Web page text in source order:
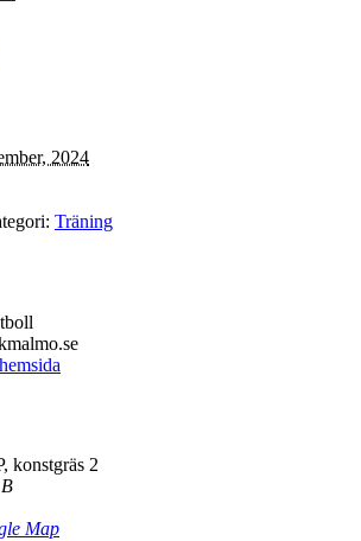
2024
Träning
konstgräs 2
Map